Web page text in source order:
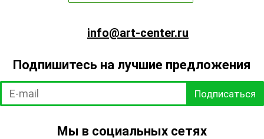
info@art-center.ru
Подпишитесь на лучшие предложения
Подписаться
Мы в социальных сетях